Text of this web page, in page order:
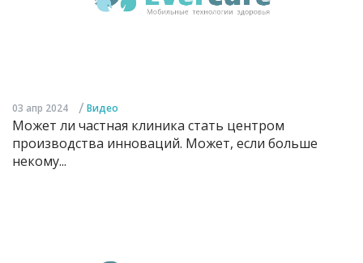
03 апр 2024 / Видео
Может ли частная клиника стать центром
производства инноваций. Может, если больше
некому...